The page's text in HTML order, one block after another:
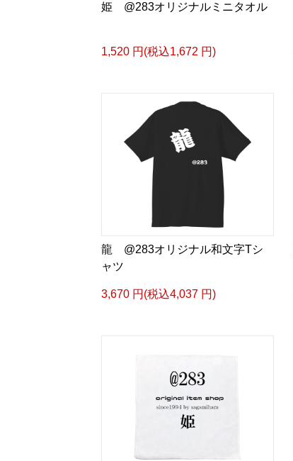
姫 @283オリジナルミニタオル
1,520 円(税込1,672 円)
龍 @283オリジナル和文字Tシ
ャツ
3,670 円(税込4,037 円)